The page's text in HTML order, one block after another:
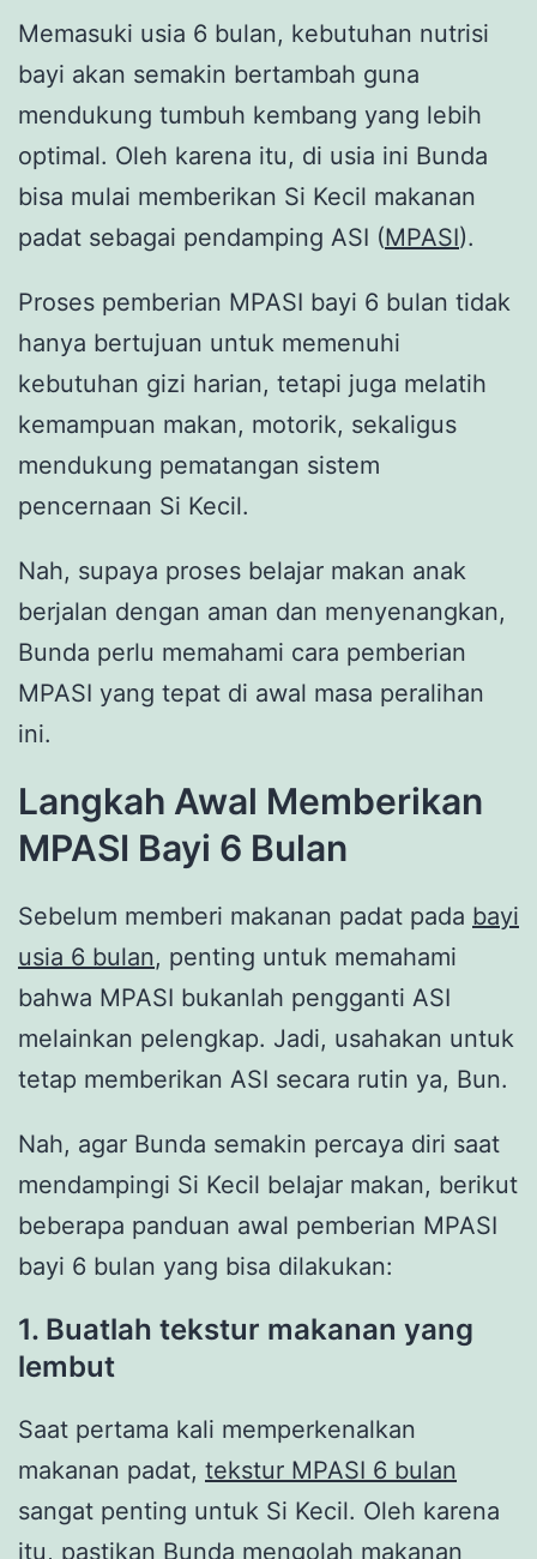
Memasuki usia 6 bulan, kebutuhan nutrisi
bayi akan semakin bertambah guna
mendukung tumbuh kembang yang lebih
optimal. Oleh karena itu, di usia ini Bunda
bisa mulai memberikan Si Kecil makanan
padat sebagai pendamping ASI (MPASI).
Proses pemberian MPASI bayi 6 bulan tidak
hanya bertujuan untuk memenuhi
kebutuhan gizi harian, tetapi juga melatih
kemampuan makan, motorik, sekaligus
mendukung pematangan sistem
pencernaan Si Kecil.
Nah, supaya proses belajar makan anak
berjalan dengan aman dan menyenangkan,
Bunda perlu memahami cara pemberian
MPASI yang tepat di awal masa peralihan
ini.
Langkah Awal Memberikan
MPASI Bayi 6 Bulan
Sebelum memberi makanan padat pada bayi
usia 6 bulan, penting untuk memahami
bahwa MPASI bukanlah pengganti ASI
melainkan pelengkap. Jadi, usahakan untuk
tetap memberikan ASI secara rutin ya, Bun.
Nah, agar Bunda semakin percaya diri saat
mendampingi Si Kecil belajar makan, berikut
beberapa panduan awal pemberian MPASI
bayi 6 bulan yang bisa dilakukan:
1. Buatlah tekstur makanan yang
lembut
Saat pertama kali memperkenalkan
makanan padat, tekstur MPASI 6 bulan
sangat penting untuk Si Kecil. Oleh karena
itu, pastikan Bunda mengolah makanan